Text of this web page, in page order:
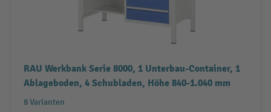
RAU Werkbank Serie 8000, 1 Unterbau-Container, 1
Ablageboden, 4 Schubladen, Höhe 840-1.040 mm
8 Varianten